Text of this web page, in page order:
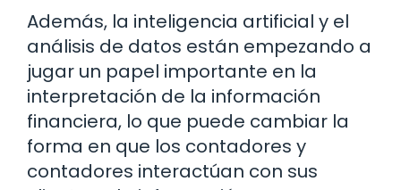
Además, la inteligencia artificial y el
análisis de datos están empezando a
jugar un papel importante en la
interpretación de la información
financiera, lo que puede cambiar la
forma en que los contadores y
contadores interactúan con sus